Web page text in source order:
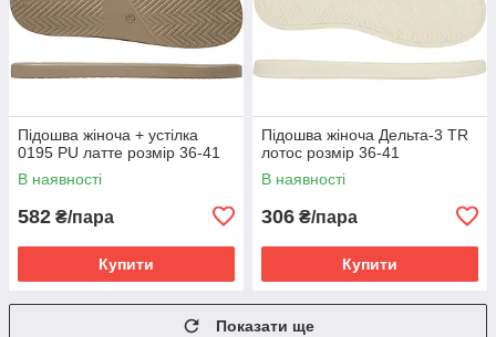
Підошва жіноча + устілка
0195 PU латте розмір 36-41
В наявності
582 ₴/пара
Купити
Підошва жіноча Дельта-3 TR
лотос розмір 36-41
В наявності
306 ₴/пара
Купити
Показати ще